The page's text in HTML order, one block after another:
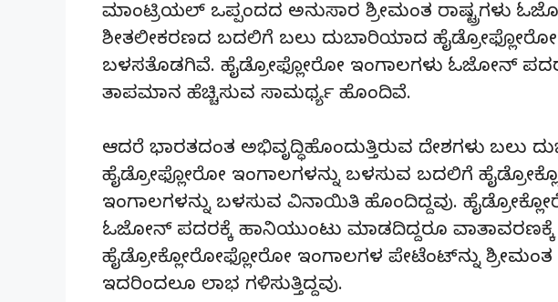
ಮಾಂಟ್ರಿಯಲ್ ಒಪ್ಪಂದದ ಅನುಸಾರ ಶ್ರೀಮಂತ ರಾಷ್ಟ್ರಗಳು
ಶೀತಲೀಕರಣದ ಬದಲಿಗೆ ಬಲು ದುಬಾರಿಯಾದ ಹೈಡ್ರೋಫ್ಲೋರೋ
ಬಳಸತೊಡಗಿವೆ. ಹೈಡ್ರೋಫ್ಲೋರೋ ಇಂಗಾಲಗಳು ಓಜೋನ್
ತಾಪಮಾನ ಹೆಚ್ಚಿಸುವ ಸಾಮರ್ಥ್ಯ ಹೊಂದಿವೆ.
ಆದರೆ ಭಾರತದಂತ ಅಭಿವೃದ್ಧಿಹೊಂದುತ್ತಿರುವ ದೇಶಗಳು ಬಲು
ಹೈಡ್ರೋಫ್ಲೋರೋ ಇಂಗಾಲಗಳನ್ನು ಬಳಸುವ ಬದಲಿಗೆ
ಇಂಗಾಲಗಳನ್ನು ಬಳಸುವ ವಿನಾಯಿತಿ ಹೊಂದಿದ್ದವು.
ಓಜೋನ್ ಪದರಕ್ಕೆ ಹಾನಿಯುಂಟು ಮಾಡದಿದ್ದರೂ
ಹೈಡ್ರೋಕ್ಲೋರೋಫ್ಲೋರೋ ಇಂಗಾಲಗಳ ಪೇಟೆಂಟ್‌ನ್ನು ಶ್ರೀಮಂತ
ಇದರಿಂದಲೂ ಲಾಭ ಗಳಿಸುತ್ತಿದ್ದವು.